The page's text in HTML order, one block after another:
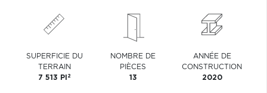
SUPERFICIE DU
TERRAIN
7 513 PI 2
NOMBRE DE
PIÈCES
13
ANNÉE DE
CONSTRUCTION
2020